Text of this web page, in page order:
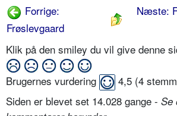
Forrige:
Frøslevgaard
Næste:
Klik på den smiley du vil give denne
Brugernes vurdering 4,5 (4
Siden er blevet set 14.028 gange - Se